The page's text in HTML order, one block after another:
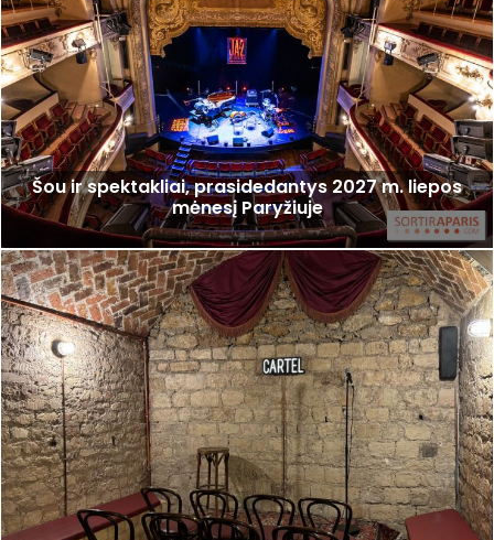
Šou ir spektakliai, prasidedantys 2027 m. liepos
mėnesį Paryžiuje